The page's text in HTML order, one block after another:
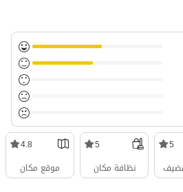
5
5
نظافة مكان
4.8
موقع مكان